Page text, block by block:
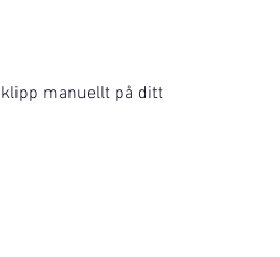
manuellt på ditt